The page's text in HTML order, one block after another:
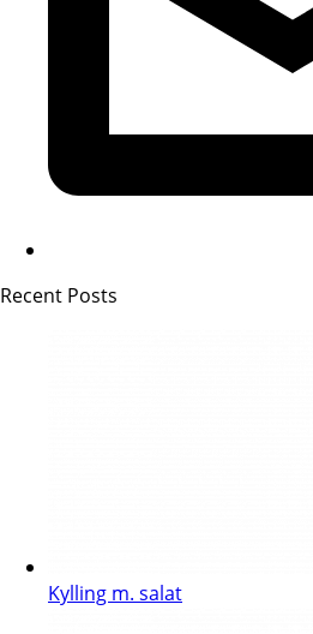
Recent Posts
Kylling m. salat